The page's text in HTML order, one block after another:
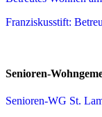
Franziskusstift:
Senioren-
Senioren-WG St.